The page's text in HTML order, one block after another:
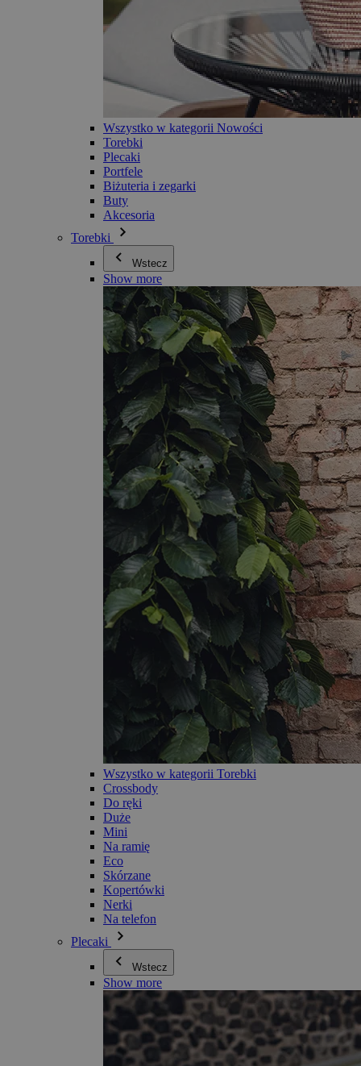
Wszystko w kategorii Nowości
Torebki
Plecaki
Portfele
Biżuteria i zegarki
Buty
Akcesoria
Torebki
Wstecz
Show more
Wszystko w kategorii Torebki
Crossbody
Do ręki
Duże
Mini
Na ramię
Eco
Skórzane
Kopertówki
Nerki
Na telefon
Plecaki
Wstecz
Show more